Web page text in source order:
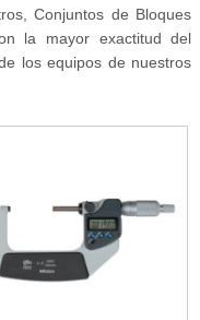
Conjuntos de Bloques
la mayor exactitud del
los equipos de nuestros